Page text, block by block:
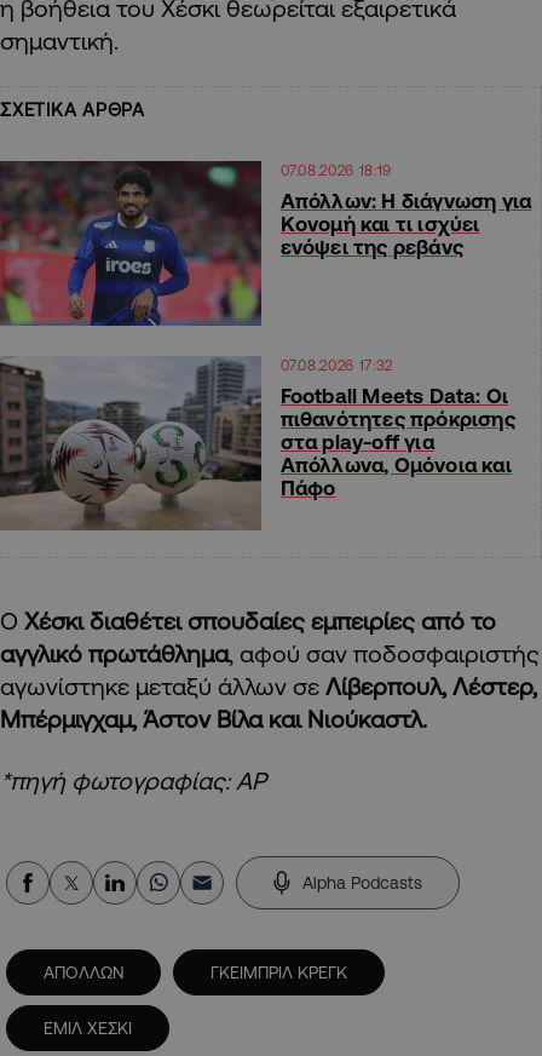
η βοήθεια του Χέσκι θεωρείται εξαιρετικά
σημαντική.
ΣΧΕΤΙΚΑ ΑΡΘΡΑ
07.08.2026 18:19
Απόλλων: Η διάγνωση για
Κονομή και τι ισχύει
ενόψει της ρεβάνς
07.08.2026 17:32
Football Meets Data: Οι
πιθανότητες πρόκρισης
στα play-off για
Απόλλωνα, Ομόνοια και
Πάφο
Ο Χέσκι διαθέτει σπουδαίες εμπειρίες από το
αγγλικό πρωτάθλημα, αφού σαν ποδοσφαιριστής
αγωνίστηκε μεταξύ άλλων σε Λίβερπουλ, Λέστερ,
Μπέρμιγχαμ, Άστον Βίλα και Νιούκαστλ.
*πηγή φωτογραφίας: ΑΡ
Alpha Podcasts
ΑΠΟΛΛΩΝ ΓΚΕΙΜΠΡΙΛ ΚΡΕΓΚ
ΕΜΙΛ ΧΕΣΚΙ